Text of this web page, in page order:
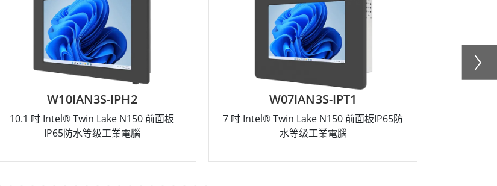
W10IAN3S-IPH2
10.1 吋 Intel® Twin Lake N150 前面板
IP65防水等级工業電腦
W07IAN3S-IPT1
7 吋 Intel® Twin Lake N150 前面板IP65防
水等级工業電腦